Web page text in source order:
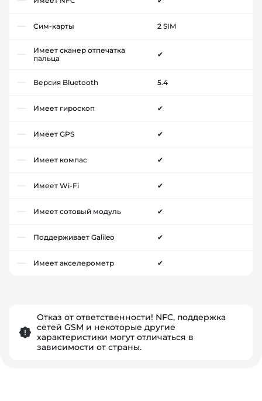
Сим-карты 2 SIM
Имеет сканер отпечатка
пальца
✔
Версия Bluetooth 5.4
Имеет гироскоп ✔
Имеет GPS ✔
Имеет компас ✔
Имеет Wi-Fi ✔
Имеет сотовый модуль ✔
Поддерживает Galileo ✔
Имеет акселерометр ✔
Отказ от ответственности! NFC, поддержка
сетей GSM и некоторые другие
характеристики могут отличаться в
зависимости от страны.